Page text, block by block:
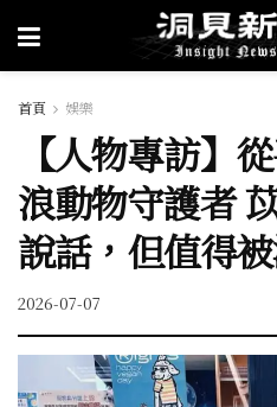
首頁 娛樂
【人物專訪】
浪動物守護者
說話，但值得
2026-07-07